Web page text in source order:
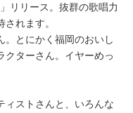
リリース。抜群の歌唱力
れます。
。とにかく福岡のおいし
クターさん。イヤーめっ
ィストさんと、いろんな